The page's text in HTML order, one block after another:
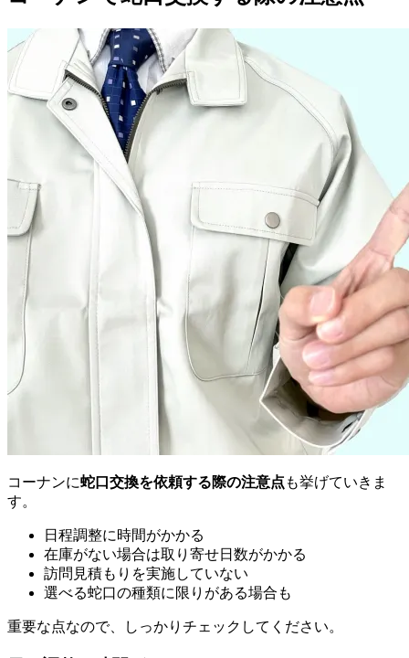
コーナンに蛇口交換を依頼する際の注意点 も挙げていきま
す。
日程調整に時間がかかる
在庫がない場合は取り寄せ日数がかかる
訪問見積もりを実施していない
選べる蛇口の種類に限りがある場合も
重要な点なので、しっかりチェックしてください。